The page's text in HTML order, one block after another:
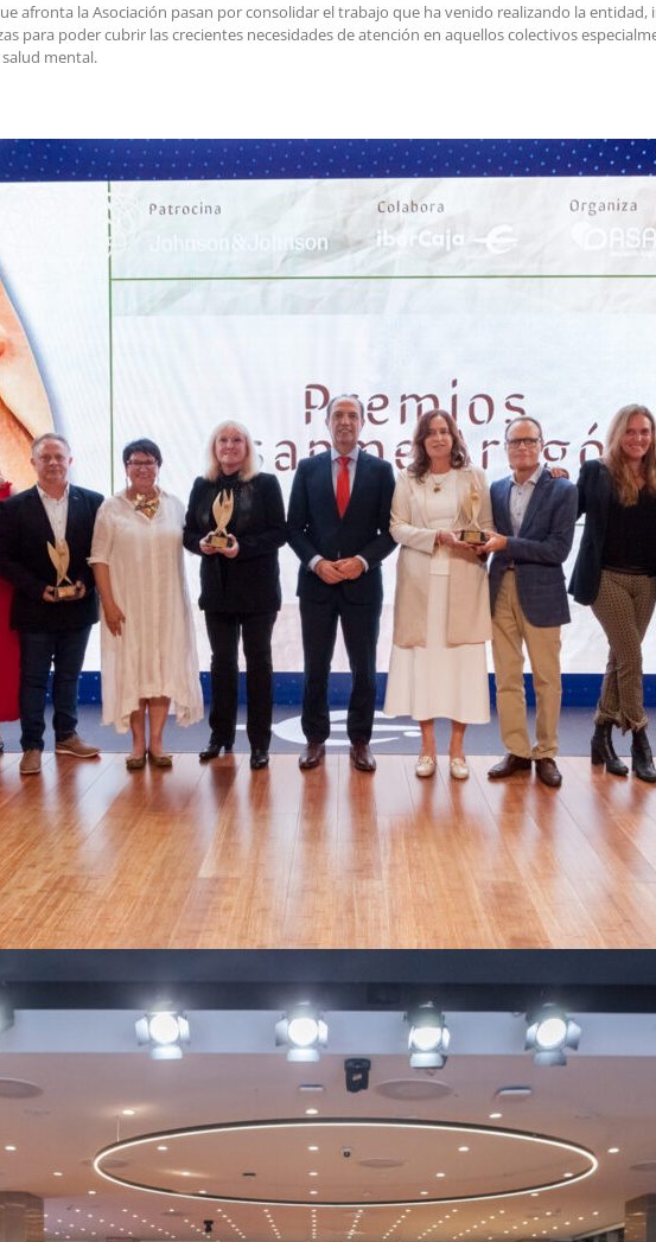
afronta la Asociación pasan por consolidar el trabajo que ha venido realizando la
para poder cubrir las crecientes necesidades de atención en aquellos colectivos
mental.